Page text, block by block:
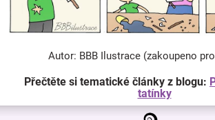
Autor: BBB Ilustrace (zakoupeno
Přečtěte si tematické články z blogu:
tatínky
Z